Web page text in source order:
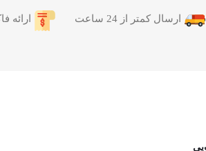
ارسال کمتر از 24 ساعت ارائه